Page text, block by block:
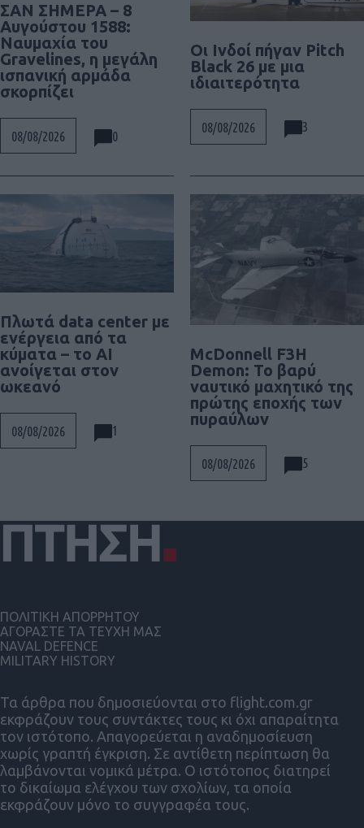
ΣΑΝ ΣΗΜΕΡΑ – 8
Αυγούστου 1588:
Ναυμαχία του
Gravelines, η μεγάλη
ισπανική αρμάδα
σκορπίζει
08/08/2026 0
Οι Ινδοί πήγαν Pitch
Black 26 με μια
ιδιαιτερότητα
08/08/2026 3
Πλωτά data center με
ενέργεια από τα
κύματα – το AI
ανοίγεται στον
ωκεανό
08/08/2026 1
McDonnell F3H
Demon: Το βαρύ
ναυτικό μαχητικό της
πρώτης εποχής των
πυραύλων
08/08/2026 5
Τα άρθρα που δημοσιεύονται στο flight.com.gr
εκφράζουν τους συντάκτες τους κι όχι απαραίτητα
τον ιστότοπο. Απαγορεύεται η αναδημοσίευση
χωρίς γραπτή έγκριση. Σε αντίθετη περίπτωση θα
λαμβάνονται νομικά μέτρα. Ο ιστότοπος διατηρεί
το δικαίωμα ελέγχου των σχολίων, τα οποία
εκφράζουν μόνο το συγγραφέα τους.
ΠΟΛΙΤΙΚΗ ΑΠΟΡΡΗΤΟΥ
ΑΓΟΡΑΣΤΕ ΤΑ ΤΕΥΧΗ ΜΑΣ
NAVAL DEFENCE
MILITARY HISTORY